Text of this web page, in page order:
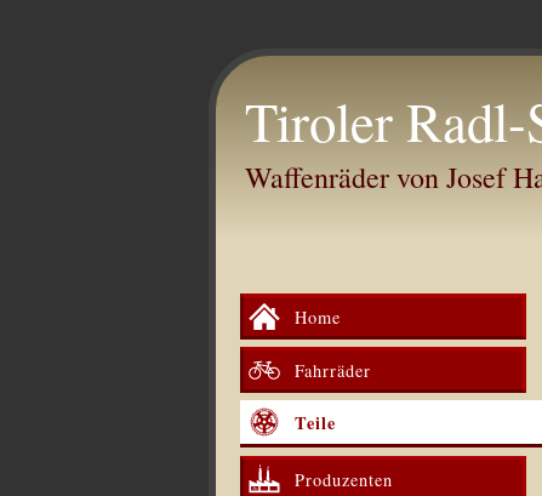
Tiroler Radl-
Waffenräder von Josef
Home
Fahrräder
Teile
Produzenten